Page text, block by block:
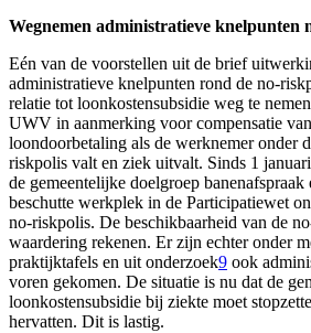
Wegnemen administratieve knelpunten
Eén van de voorstellen uit de brief
administratieve knelpunten rond de no-
relatie tot loonkostensubsidie weg te
UWV in aanmerking voor compensatie
loondoorbetaling als de werknemer onder
riskpolis valt en ziek uitvalt. Sinds 1
de gemeentelijke doelgroep banenafspraak
beschutte werkplek in de Participatiewet
no-riskpolis. De beschikbaarheid van de
waardering rekenen. Er zijn echter onder
praktijktafels en uit onderzoek9 ook
voren gekomen. De situatie is nu dat de
loonkostensubsidie bij ziekte moet
hervatten. Dit is lastig.